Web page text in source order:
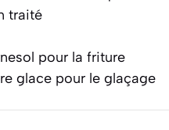
traité
pour la friture
glace pour le glaçage